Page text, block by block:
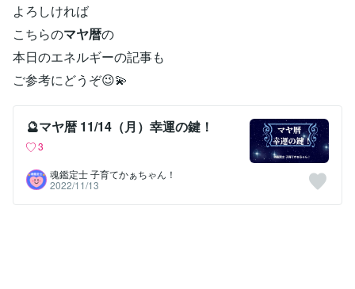
よろしければ
こちらのマヤ暦の
本日のエネルギーの記事も
ご参考にどうぞ😉💫
🔮マヤ暦 11/14（月）幸運の鍵！
3
魂鑑定士 子育てかぁちゃん！
2022/11/13